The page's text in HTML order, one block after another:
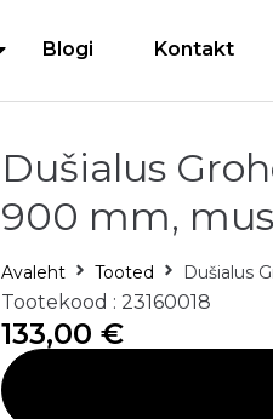
Blogi Kontakt
Dušialus
900 mm,
Avaleht Tooted Dušialus
Tootekood : 23160018
133,00 €